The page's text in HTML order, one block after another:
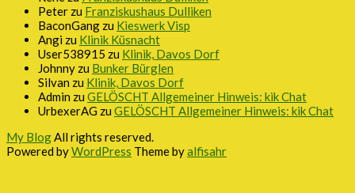
Peter zu Franziskushaus Dulliken
BaconGang zu Kieswerk Visp
Angi zu Klinik Küsnacht
User538915 zu Klinik, Davos Dorf
Johnny zu Bunker Bürglen
Silvan zu Klinik, Davos Dorf
Admin zu GELÖSCHT Allgemeiner Hinweis: kik Chat
UrbexerAG zu GELÖSCHT Allgemeiner Hinweis: kik Chat
My Blog All rights reserved.
Powered byWordPress Theme byalfisahr